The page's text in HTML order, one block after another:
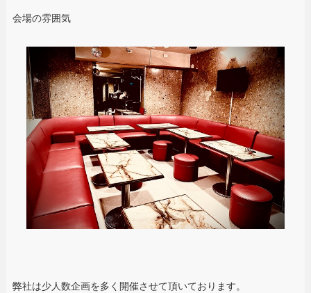
会場の雰囲気
弊社は少人数企画を多く開催させて頂いております。